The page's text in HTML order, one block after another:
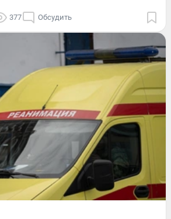
377 Обсудить